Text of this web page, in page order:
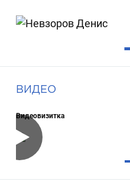
ВИДЕО
Видеовизитка